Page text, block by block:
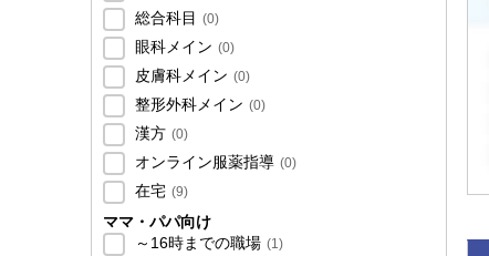
総合科目 (0)
眼科メイン (0)
皮膚科メイン (0)
整形外科メイン (0)
漢方 (0)
オンライン服薬指導 (0)
在宅 (9)
ママ・パパ向け
～16時までの職場 (1)